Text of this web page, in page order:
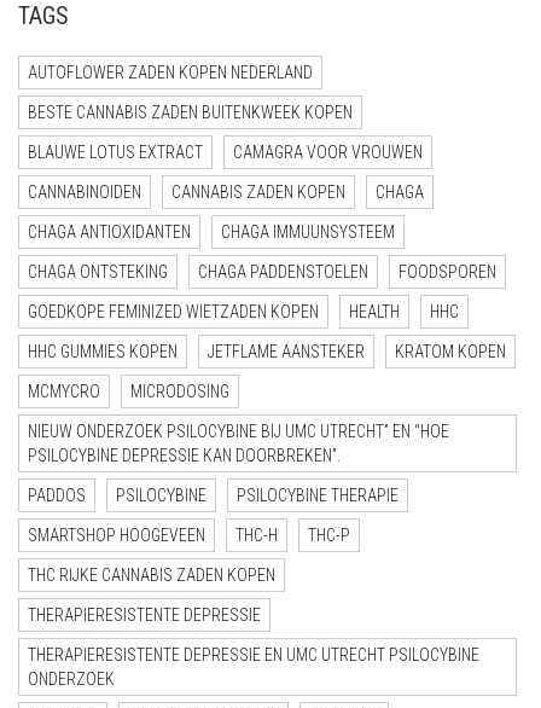
TAGS
AUTOFLOWER ZADEN KOPEN NEDERLAND
BESTE CANNABIS ZADEN BUITENKWEEK KOPEN
BLAUWE LOTUS EXTRACT CAMAGRA VOOR VROUWEN
CANNABINOIDEN CANNABIS ZADEN KOPEN CHAGA
CHAGA ANTIOXIDANTEN CHAGA IMMUUNSYSTEEM
CHAGA ONTSTEKING CHAGA PADDENSTOELEN FOODSPOREN
GOEDKOPE FEMINIZED WIETZADEN KOPEN HEALTH HHC
HHC GUMMIES KOPEN JETFLAME AANSTEKER KRATOM KOPEN
MCMYCRO MICRODOSING
NIEUW ONDERZOEK PSILOCYBINE BIJ UMC UTRECHT” EN “HOE
PSILOCYBINE DEPRESSIE KAN DOORBREKEN”.
PADDOS PSILOCYBINE PSILOCYBINE THERAPIE
SMARTSHOP HOOGEVEEN THC-H THC-P
THC RIJKE CANNABIS ZADEN KOPEN
THERAPIERESISTENTE DEPRESSIE
THERAPIERESISTENTE DEPRESSIE EN UMC UTRECHT PSILOCYBINE
ONDERZOEK